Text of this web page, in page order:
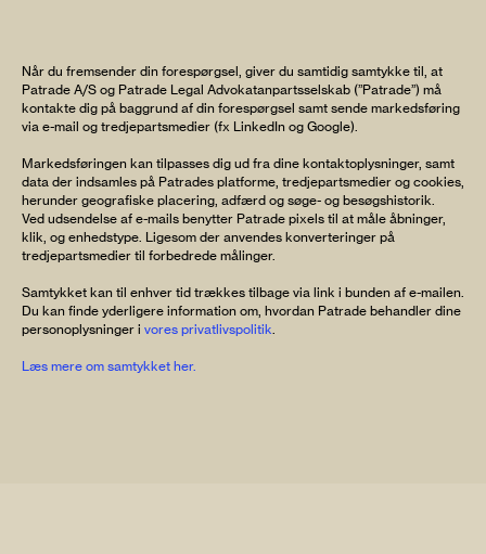
Når du fremsender din forespørgsel, giver du samtidig samtykke til, at
Patrade A/S og Patrade Legal Advokatanpartsselskab (”Patrade”) må
kontakte dig på baggrund af din forespørgsel samt sende markedsføring
via e-mail og tredjepartsmedier (fx LinkedIn og Google).
Markedsføringen kan tilpasses dig ud fra dine kontaktoplysninger, samt
data der indsamles på Patrades platforme, tredjepartsmedier og cookies,
herunder geografiske placering, adfærd og søge- og besøgshistorik.
Ved udsendelse af e-mails benytter Patrade pixels til at måle åbninger,
klik, og enhedstype. Ligesom der anvendes konverteringer på
tredjepartsmedier til forbedrede målinger.
Samtykket kan til enhver tid trækkes tilbage via link i bunden af e-mailen.
Du kan finde yderligere information om, hvordan Patrade behandler dine
personoplysninger i vores privatlivspolitik.
Læs mere om samtykket her.